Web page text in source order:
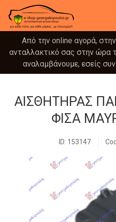
Από την online αγορά,
ανταλλακτικό σας στην ώρα
αναλαμβάνουμε, εσείς
ΑΙΣΘΗΤΗΡΑΣ
ΦΙΣΑ
ID: 153147